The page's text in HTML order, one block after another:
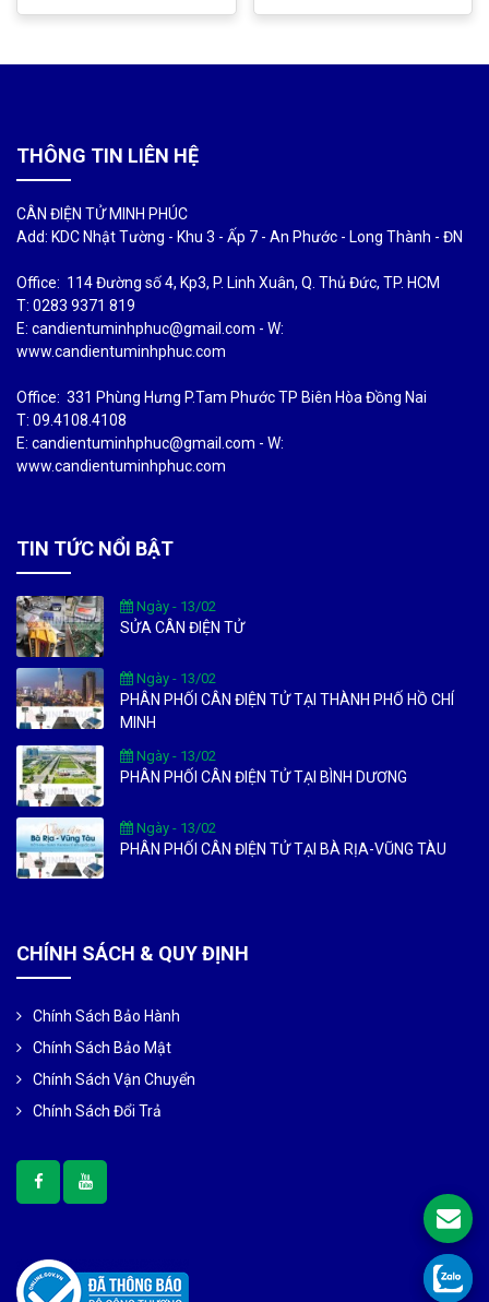
THÔNG TIN LIÊN HỆ
CÂN ĐIỆN TỬ MINH PHÚC
Add: KDC Nhật Tường - Khu 3 - Ấp 7 - An Phước - Long Thành - ĐN
Office: 114 Đường số 4, Kp3, P. Linh Xuân, Q. Thủ Đức, TP. HCM
T: 0283 9371 819
E: candientuminhphuc@gmail.com - W:
www.candientuminhphuc.com
Office: 331 Phùng Hưng P.Tam Phước TP Biên Hòa Đồng Nai
T: 09.4108.4108
E: candientuminhphuc@gmail.com - W:
www.candientuminhphuc.com
TIN TỨC NỔI BẬT
Ngày - 13/02
SỬA CÂN ĐIỆN TỬ
Ngày - 13/02
PHÂN PHỐI CÂN ĐIỆN TỬ TẠI THÀNH PHỐ HỒ CHÍ
MINH
Ngày - 13/02
PHÂN PHỐI CÂN ĐIỆN TỬ TẠI BÌNH DƯƠNG
Ngày - 13/02
PHÂN PHỐI CÂN ĐIỆN TỬ TẠI BÀ RỊA-VŨNG TÀU
CHÍNH SÁCH & QUY ĐỊNH
Chính Sách Bảo Hành
Chính Sách Bảo Mật
Chính Sách Vận Chuyển
Chính Sách Đổi Trả